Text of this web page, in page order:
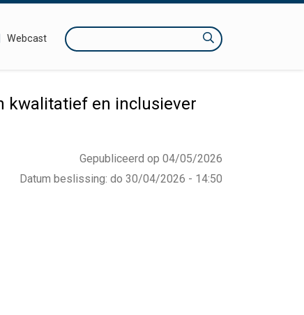
Webcast Zoeken
kwalitatief en inclusiever
Gepubliceerd op 04/05/2026
Datum beslissing: do 30/04/2026 - 14:50